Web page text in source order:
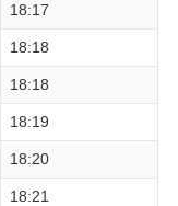
18:17
18:18
18:18
18:19
18:20
18:21